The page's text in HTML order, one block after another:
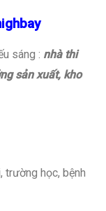
sáng : nhà thi
sản xuất, kho
trường học, bệnh